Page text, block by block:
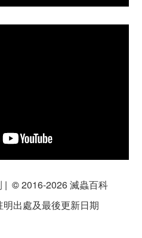
| ©2016-2026 滅蟲百科
出處及最後更新日期